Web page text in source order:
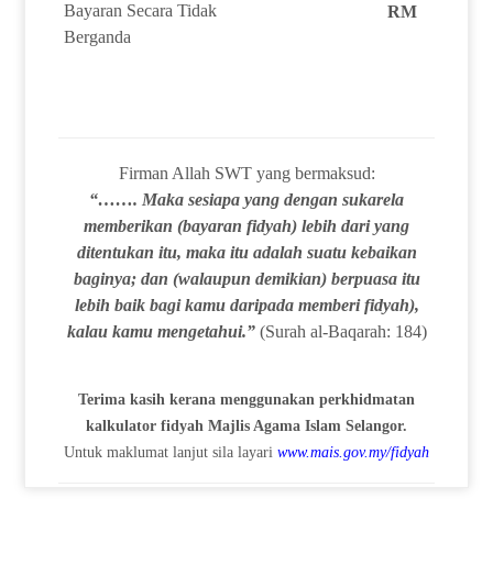
Bayaran Secara Tidak
Berganda
RM
Firman Allah SWT yang bermaksud:
“……. Maka sesiapa yang dengan sukarela
memberikan (bayaran fidyah) lebih dari yang
ditentukan itu, maka itu adalah suatu kebaikan
baginya; dan (walaupun demikian) berpuasa itu
lebih baik bagi kamu daripada memberi fidyah),
kalau kamu mengetahui.”(Surah al-Baqarah: 184)
Terima kasih kerana menggunakan perkhidmatan
kalkulator fidyah Majlis Agama Islam Selangor.
Untuk maklumat lanjut sila layari www.mais.gov.my/fidyah